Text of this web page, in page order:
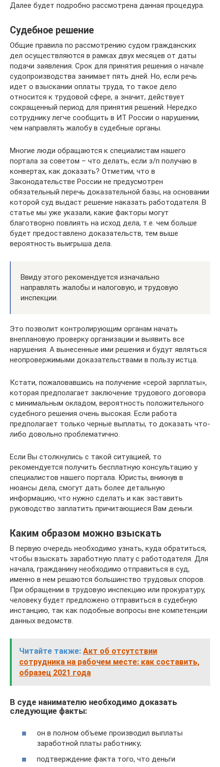
Далее будет подробно рассмотрена данная процедура.
Судебное решение
Общие правила по рассмотрению судом гражданских
дел осуществляются в рамках двух месяцев от даты
подачи заявления. Срок для принятия решения о начале
судопроизводства занимает пять дней. Но, если речь
идет о взыскании оплаты труда, то такое дело
относится к трудовой сфере, а значит, действует
сокращенный период для принятия решений. Нередко
сотруднику легче сообщить в ИТ России о нарушении,
чем направлять жалобу в судебные органы.
Многие люди обращаются к специалистам нашего
портала за советом – что делать, если з/п получаю в
конвертах, как доказать? Отметим, что в
Законодательстве России не предусмотрен
обязательный перечь доказательной базы, на основании
которой суд выдаст решение наказать работодателя. В
статье мы уже указали, какие факторы могут
благотворно повлиять на исход дела, т.е. чем больше
будет предоставлено доказательств, тем выше
вероятность выигрыша дела.
Ввиду этого рекомендуется изначально
направлять жалобы и налоговую, и трудовую
инспекции.
Это позволит контролирующим органам начать
внеплановую проверку организации и выявить все
нарушения. А вынесенные ими решения и будут являться
неопровержимыми доказательствами в пользу истца.
Кстати, пожаловавшись на получение «серой зарплаты»,
которая предполагает заключение трудового договора
с минимальным окладом, вероятность положительного
судебного решения очень высокая. Если работа
предполагает только черные выплаты, то доказать что-
либо довольно проблематично.
Если Вы столкнулись с такой ситуацией, то
рекомендуется получить бесплатную консультацию у
специалистов нашего портала. Юристы, вникнув в
нюансы дела, смогут дать более детальную
информацию, что нужно сделать и как заставить
руководство заплатить причитающиеся Вам деньги.
Каким образом можно взыскать
В первую очередь необходимо узнать, куда обратиться,
чтобы взыскать заработную плату с работодателя. Для
начала, гражданину необходимо отправиться в суд,
именно в нем решаются большинство трудовых споров.
При обращении в трудовую инспекцию или прокуратуру,
человеку будет предложено отправиться в судебную
инстанцию, так как подобные вопросы вне компетенции
данных ведомств.
Читайте также: Акт об отсутствии
сотрудника на рабочем месте: как составить,
образец 2021 года
В суде нанимателю необходимо доказать
следующие факты:
он в полном объеме производил выплаты
заработной платы работнику;
подтверждение факта того, что деньги